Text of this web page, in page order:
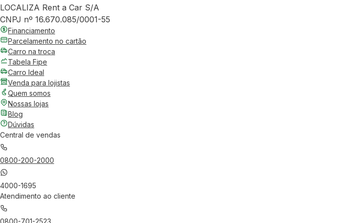
LOCALIZA Rent a Car S/A
CNPJ nº 16.670.085/0001-55
Financiamento
Parcelamento no cartão
Carro na troca
Tabela Fipe
Carro Ideal
Venda para lojistas
Quem somos
Nossas lojas
Blog
Dúvidas
Central de vendas
0800-200-2000
4000-1695
Atendimento ao cliente
0800-701-2523